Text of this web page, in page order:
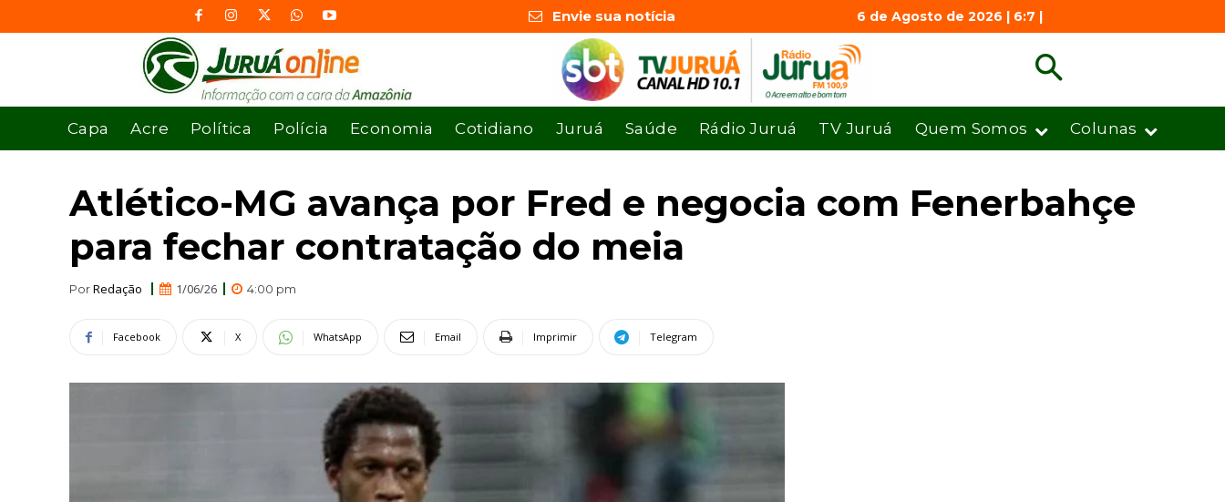
Envie sua notícia 6 de Agosto de 2026 | 6:7 |
Capa Acre Política Polícia Economia Cotidiano Juruá Saúde Rádio Juruá TV Juruá Quem Somos Colunas
Atlético-MG avança por Fred e negocia com Fenerbahçe
para fechar contratação do meia
PorRedação 1/06/26 4:00 pm
Facebook X WhatsApp Email Imprimir Telegram